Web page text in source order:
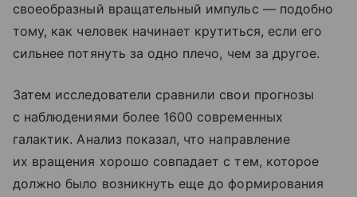
своеобразный вращательный импульс — подобно
тому, как человек начинает крутиться, если его
сильнее потянуть за одно плечо, чем за другое.
Затем исследователи сравнили свои прогнозы
с наблюдениями более 1600 современных
галактик. Анализ показал, что направление
их вращения хорошо совпадает с тем, которое
должно было возникнуть еще до формирования